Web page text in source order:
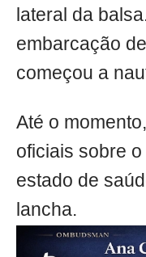
lateral da
embarcação
começou a
Até o
oficiais sobre
estado de
lancha.